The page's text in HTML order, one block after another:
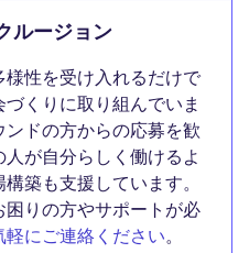
ルージョン
性を受け入れるだけで
くりに取り組んでいま
ドの方からの応募を歓
が自分らしく働けるよ
築も支援しています。
りの方やサポートが必
軽にご連絡ください。